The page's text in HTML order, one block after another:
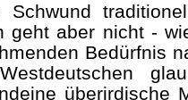
Schwund
geht aber nicht -
Bedürfnis
überirdische